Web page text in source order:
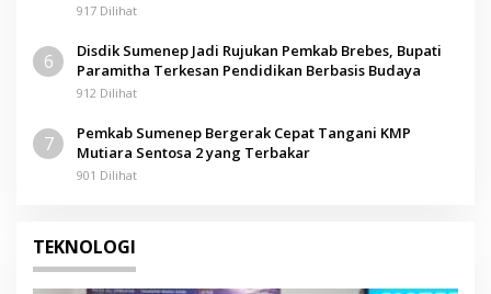
917 Dilihat
6
Disdik Sumenep Jadi Rujukan Pemkab Brebes, Bupati
Paramitha Terkesan Pendidikan Berbasis Budaya
912 Dilihat
7
Pemkab Sumenep Bergerak Cepat Tangani KMP
Mutiara Sentosa 2 yang Terbakar
901 Dilihat
TEKNOLOGI